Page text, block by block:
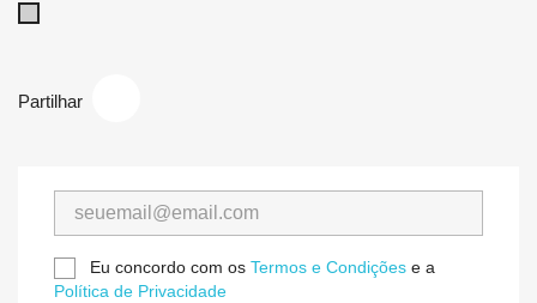
Partilhar
Eu concordo com os Termos e Condições e a
Política de Privacidade